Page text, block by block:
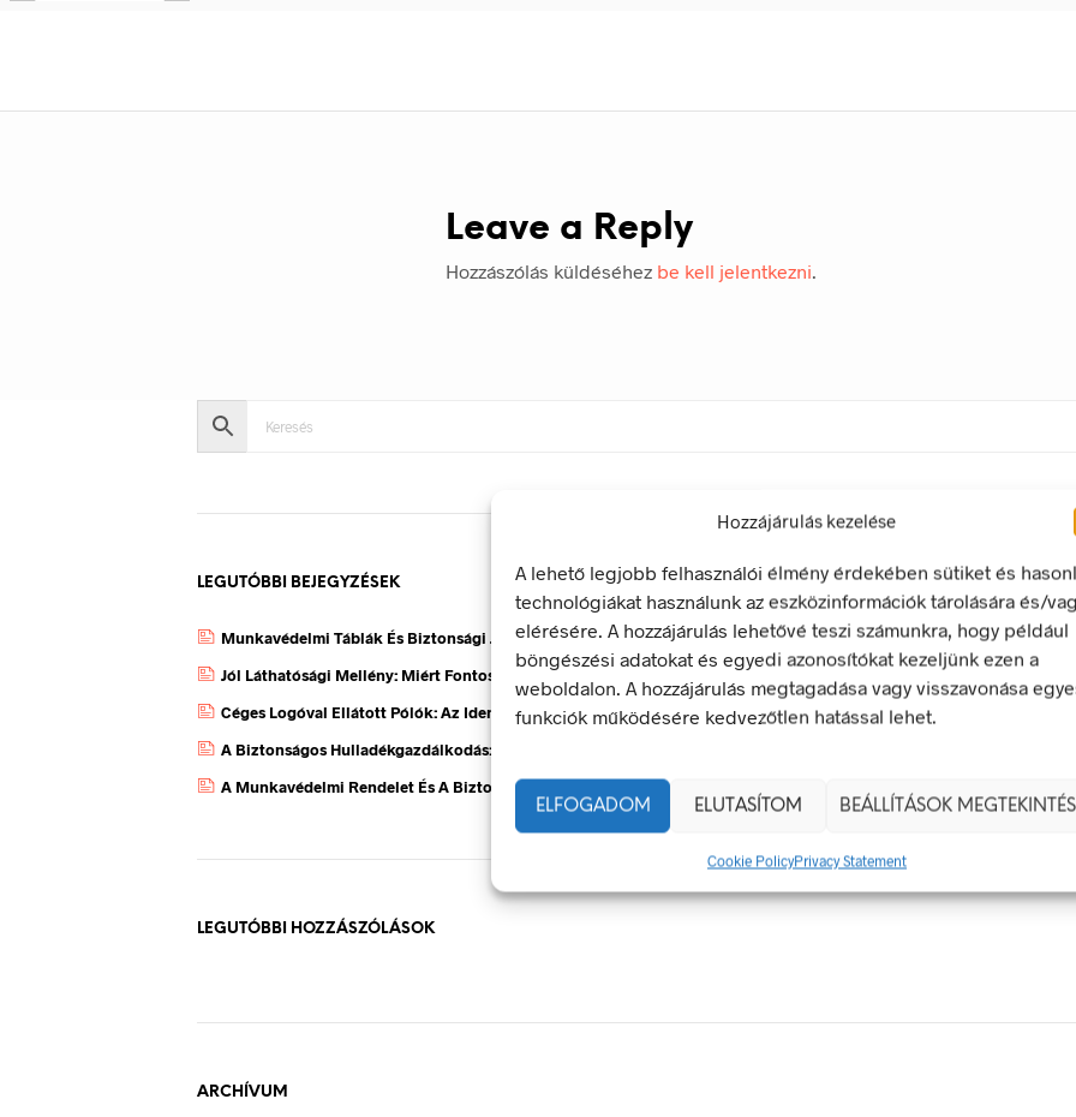
Hozzájárulás kezelése
A lehető legjobb felhasználói élmény érdekében sütiket és
technológiákat használunk az eszközinformációk tárolására és/
elérésére. A hozzájárulás lehetővé teszi számunkra, hogy például
böngészési adatokat és egyedi azonosítókat kezeljünk ezen a
weboldalon. A hozzájárulás megtagadása vagy visszavonása
funkciók működésére kedvezőtlen hatással lehet.
ELFOGADOM ELUTASÍTOM BEÁLLÍTÁSOK
Cookie PolicyPrivacy Statement
Leave a Reply
Hozzászólás küldéséhez be kell jelentkezni
LEGUTÓBBI BEJEGYZÉSEK
Munkavédelmi Táblák És Biztonsági Jelzések – Miért Nélkülözhetetlenek A Munkahelyen?
Jól Láthatósági Mellény: Miért Fontos, Hogyan Válaszd Ki, És Hogyan Teheted Egyedivé?
Céges Logóval Ellátott Pólók: Az Identitás És Csapatszellem Megtestesítői
A Biztonságos Hulladékgazdálkodás: A Hulladékgyűjtő Jelek Fontossága
A Munkavédelmi Rendelet És A Biztonsági Táblák: Az Ellenőrzés És Tudatosság Fontossága
LEGUTÓBBI HOZZÁSZÓLÁSOK
ARCHÍVUM